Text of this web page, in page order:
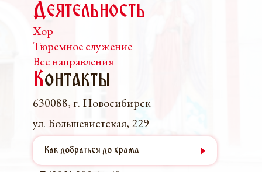
Деятельность
Хор
Тюремное служение
Все направления
Контакты
630088, г. Новосибирск
ул. Большевистская, 229
Как добраться до храма